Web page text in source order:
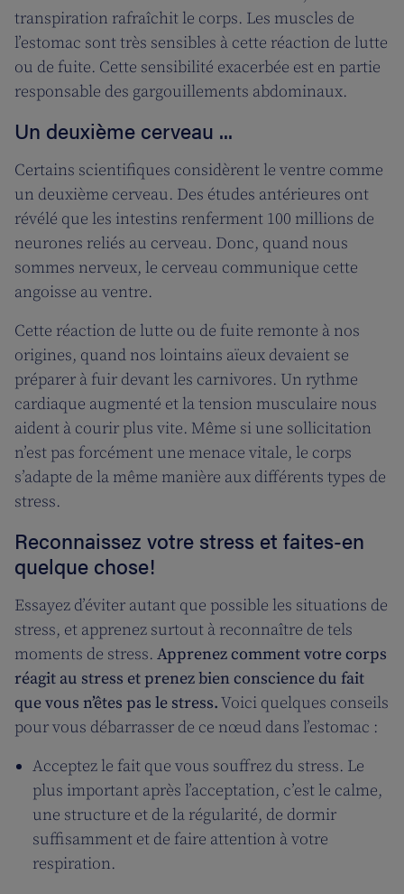
transpiration rafraîchit le corps. Les muscles de
l’estomac sont très sensibles à cette réaction de lutte
ou de fuite. Cette sensibilité exacerbée est en partie
responsable des gargouillements abdominaux.
Un deuxième cerveau ...
Certains scientifiques considèrent le ventre comme
un deuxième cerveau. Des études antérieures ont
révélé que les intestins renferment 100 millions de
neurones reliés au cerveau. Donc, quand nous
sommes nerveux, le cerveau communique cette
angoisse au ventre.
Cette réaction de lutte ou de fuite remonte à nos
origines, quand nos lointains aïeux devaient se
préparer à fuir devant les carnivores. Un rythme
cardiaque augmenté et la tension musculaire nous
aident à courir plus vite. Même si une sollicitation
n’est pas forcément une menace vitale, le corps
s’adapte de la même manière aux différents types de
stress.
Reconnaissez votre stress et faites-en
quelque chose!
Essayez d’éviter autant que possible les situations de
stress, et apprenez surtout à reconnaître de tels
moments de stress. Apprenez comment votre corps
réagit au stress et prenez bien conscience du fait
que vous n’êtes pas le stress.Voici quelques conseils
pour vous débarrasser de ce nœud dans l’estomac :
Acceptez le fait que vous souffrez du stress. Le
plus important après l’acceptation, c’est le calme,
une structure et de la régularité, de dormir
suffisamment et de faire attention à votre
respiration.